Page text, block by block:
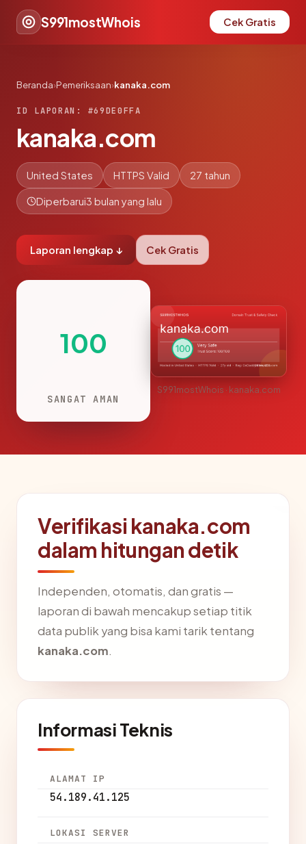
S991mostWhois Cek Gratis
Beranda›Pemeriksaan›kanaka.com
ID LAPORAN: #69DE0FFA
kanaka.com
United States HTTPS Valid 27 tahun
Diperbarui3 bulan yang lalu
Laporan lengkap ↓ Cek Gratis
100
SANGAT AMAN
S991mostWhois · kanaka.com
Verifikasi kanaka.com
dalam hitungan detik
Independen, otomatis, dan gratis —
laporan di bawah mencakup setiap titik
data publik yang bisa kami tarik tentang
kanaka.com.
Informasi Teknis
ALAMAT IP
54.189.41.125
LOKASI SERVER